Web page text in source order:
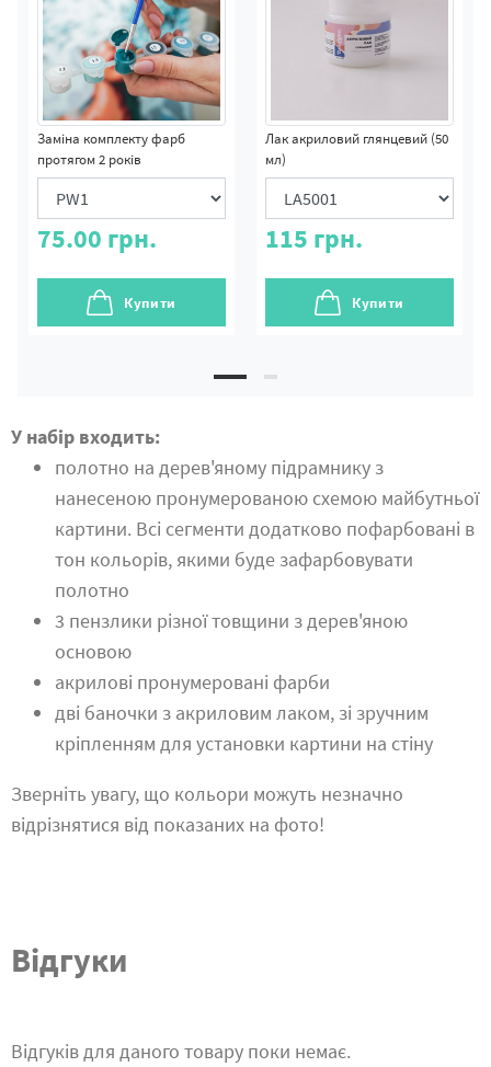
Заміна комплекту фарб
протягом 2 років
75.00 грн.
Купити
Лак акриловий глянцевий (50
мл)
115 грн.
Купити
У набір входить:
полотно на дерев'яному підрамнику з
нанесеною пронумерованою схемою майбутньої
картини. Всі сегменти додатково пофарбовані в
тон кольорів, якими буде зафарбовувати
полотно
3 пензлики різної товщини з дерев'яною
основою
акрилові пронумеровані фарби
дві баночки з акриловим лаком, зі зручним
кріпленням для установки картини на стіну
Зверніть увагу, що кольори можуть незначно
відрізнятися від показаних на фото!
Відгуки
Відгуків для даного товару поки немає.